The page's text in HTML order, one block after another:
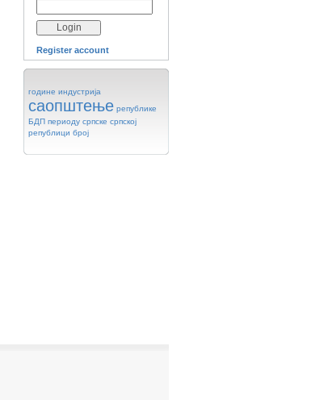
Register account
године индустрија
саопштење републике
БДП периоду српске српској
републици број